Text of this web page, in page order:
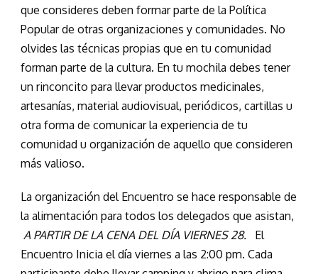
que consideres deben formar parte de la Política
Popular de otras organizaciones y comunidades. No
olvides las técnicas propias que en tu comunidad
forman parte de la cultura. En tu mochila debes tener
un rinconcito para llevar productos medicinales,
artesanías, material audiovisual, periódicos, cartillas u
otra forma de comunicar la experiencia de tu
comunidad u organización de aquello que consideren
más valioso.
La organización del Encuentro se hace responsable de
la alimentación para todos los delegados que asistan,
A PARTIR DE LA CENA DEL DÍA VIERNES 28. El
Encuentro Inicia el día viernes a las 2:00 pm. Cada